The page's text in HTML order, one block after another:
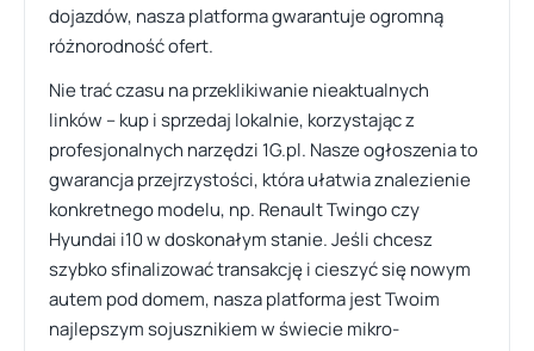
dojazdów, nasza platforma gwarantuje ogromną
różnorodność ofert.
Nie trać czasu na przeklikiwanie nieaktualnych
linków – kup i sprzedaj lokalnie, korzystając z
profesjonalnych narzędzi 1G.pl. Nasze ogłoszenia to
gwarancja przejrzystości, która ułatwia znalezienie
konkretnego modelu, np. Renault Twingo czy
Hyundai i10 w doskonałym stanie. Jeśli chcesz
szybko sfinalizować transakcję i cieszyć się nowym
autem pod domem, nasza platforma jest Twoim
najlepszym sojusznikiem w świecie mikro-